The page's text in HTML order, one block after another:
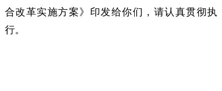
合改革实施方案》印发给你们，请认真贯彻执
行。